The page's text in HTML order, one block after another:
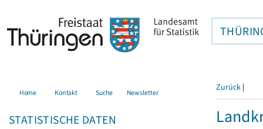
Home Kontakt Suche Newsletter
STATISTISCHE DATEN
Zurück |